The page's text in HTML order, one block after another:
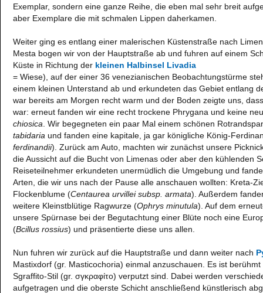
Exemplar, sondern eine ganze Reihe, die eben mal sehr breit
aber Exemplare die mit schmalen Lippen daherkamen.
Weiter ging es entlang einer malerischen Küstenstraße nach
Mesta bogen wir von der Hauptstraße ab und fuhren auf einem
Küste in Richtung der kleinen Halbinsel Livadia
= Wiese), auf der einer 36 venezianischen Beobachtungstürme
einem kleinen Unterstand ab und erkundeten das Gebiet entlang
war bereits am Morgen recht warm und der Boden zeigte uns,
war: erneut fanden wir eine recht trockene Phrygana und keine
chiosica . Wir begegneten ein paar Mal einem schönen
tabidaria und fanden eine kapitale, ja gar königliche König-
ferdinandii). Zurück am Auto, machten wir zunächst unsere
die Aussicht auf die Bucht von Limenas oder aber den kühlenden
Reiseteilnehmer erkundeten unermüdlich die Umgebung und
Arten, die wir uns nach der Pause alle anschauen wollten: Kreta-
Flockenblume (Centaurea urvillei subsp. armata). Außerdem
weitere Kleinstblütige Ragwurze (Ophrys minutula). Auf dem
unsere Spürnase bei der Begutachtung einer Blüte noch eine
(Bcillus rossius) und präsentierte diese uns allen.
Nun fuhren wir zurück auf die Hauptstraße und dann weiter nach
Mastixdorf (gr. Masticochoria) einmal anzuschauen. Es ist
Sgraffito-Stil (gr. σγκραφίτο) verputzt sind. Dabei werden
aufgetragen und die oberste Schicht anschließend künstlerisch